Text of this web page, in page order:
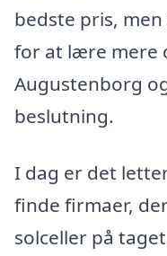
bedste pris,
for at lære mere
Augustenborg
beslutning.
I dag er det
finde firmaer,
solceller på